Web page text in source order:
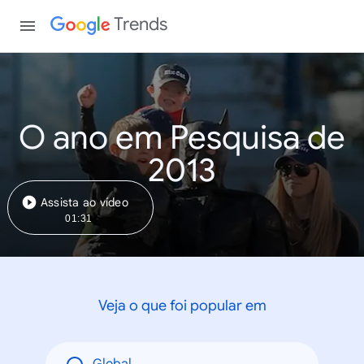
Trends
O ano em Pesquisa de
2013
Assista ao vídeo
01:31
Veja o que foi popular em